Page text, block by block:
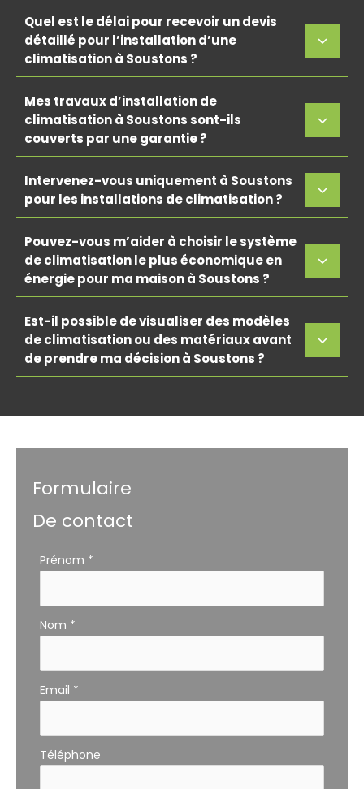
Quel est le délai pour recevoir un devis
détaillé pour l’installation d’une
climatisation à Soustons ?
Mes travaux d’installation de
climatisation à Soustons sont-ils
couverts par une garantie ?
Intervenez-vous uniquement à Soustons
pour les installations de climatisation ?
Pouvez-vous m’aider à choisir le système
de climatisation le plus économique en
énergie pour ma maison à Soustons ?
Est-il possible de visualiser des modèles
de climatisation ou des matériaux avant
de prendre ma décision à Soustons ?
Formulaire
De contact
Formulaire
avec
téléphone
Prénom *
Nom *
Email *
Téléphone